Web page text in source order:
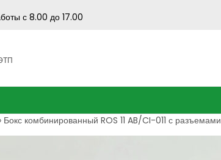
с 8.00 до 17.00
Бокс комбинированный ROS 11 AB/CI-011 с разъемами